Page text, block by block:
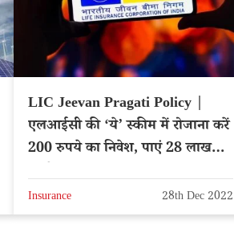
LIC Jeevan Pragati Policy |
एलआईसी की ‘ये’ स्कीम में रोजाना करें
200 रुपये का निवेश, पाएं 28 लाख
Insurance 28th Dec 2022